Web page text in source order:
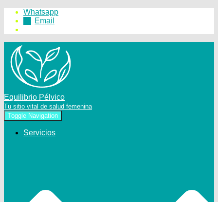
Whatsapp
Email
Equilibrio Pélvico
Tu sitio vital de salud femenina
Toggle Navigation
Servicios